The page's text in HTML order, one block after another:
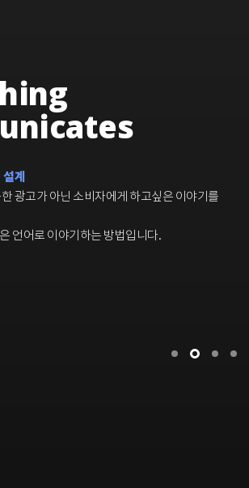
드와 제품을 만들기 위한 크리에이티브적인
.
SNS기반 마케팅 노하우를 보유하고 있는
다.